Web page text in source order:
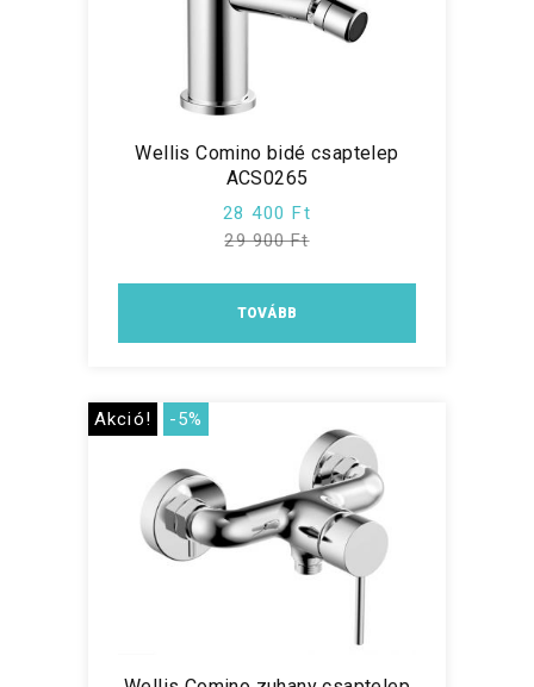
Wellis Comino bidé csaptelep
ACS0265
28 400 Ft
29 900 Ft
TOVÁBB
Akció! -5%